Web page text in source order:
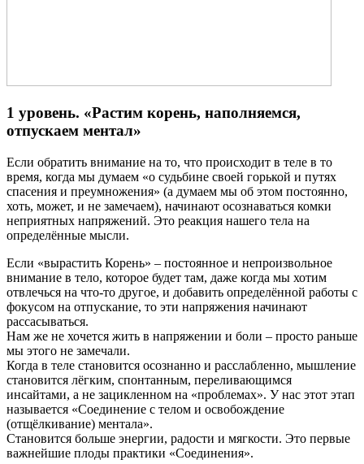
1 уровень. «Растим корень, наполняемся,
отпускаем ментал»
Если обратить внимание на то, что происходит в теле в то
время, когда мы думаем «о судьбине своей горькой и путях
спасения и преумножения» (а думаем мы об этом постоянно,
хоть, может, и не замечаем), начинают осознаваться комки
неприятных напряжений. Это реакция нашего тела на
определённые мысли.
Если «вырастить Корень» – постоянное и непроизвольное
внимание в тело, которое будет там, даже когда мы хотим
отвлечься на что-то другое, и добавить определённой работы с
фокусом на отпускание, то эти напряжения начинают
рассасываться.
Нам же не хочется жить в напряжении и боли – просто раньше
мы этого не замечали.
Когда в теле становится осознанно и расслабленно, мышление
становится лёгким, спонтанным, переливающимся
инсайтами, а не зацикленном на «проблемах». У нас этот этап
называется «Соединение с телом и освобождение
(отщёлкивание) ментала».
Становится больше энергии, радости и мягкости. Это первые
важнейшие плоды практики «Соединения».